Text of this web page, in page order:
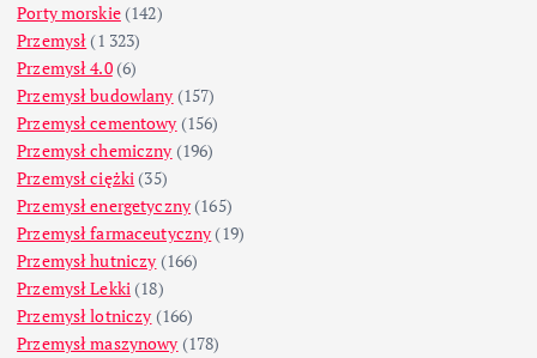
Porty morskie(142)
Przemysł (1 323)
Przemysł 4.0(6)
Przemysł budowlany (157)
Przemysł cementowy (156)
Przemysł chemiczny (196)
Przemysł ciężki (35)
Przemysł energetyczny (165)
Przemysł farmaceutyczny (19)
Przemysł hutniczy (166)
Przemysł Lekki (18)
Przemysł lotniczy (166)
Przemysł maszynowy (178)